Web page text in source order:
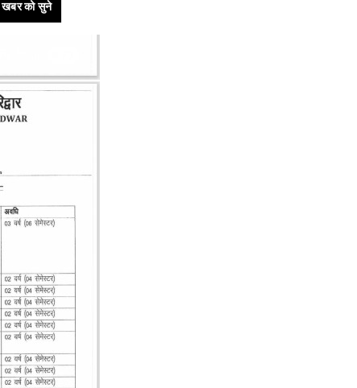
खबर को सुने